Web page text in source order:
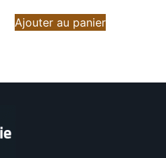
Ajouter au panier